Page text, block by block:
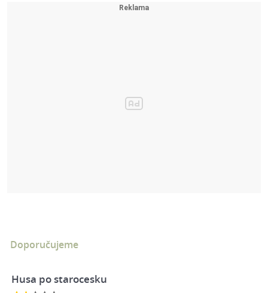
Doporučujeme
Husa po starocesku